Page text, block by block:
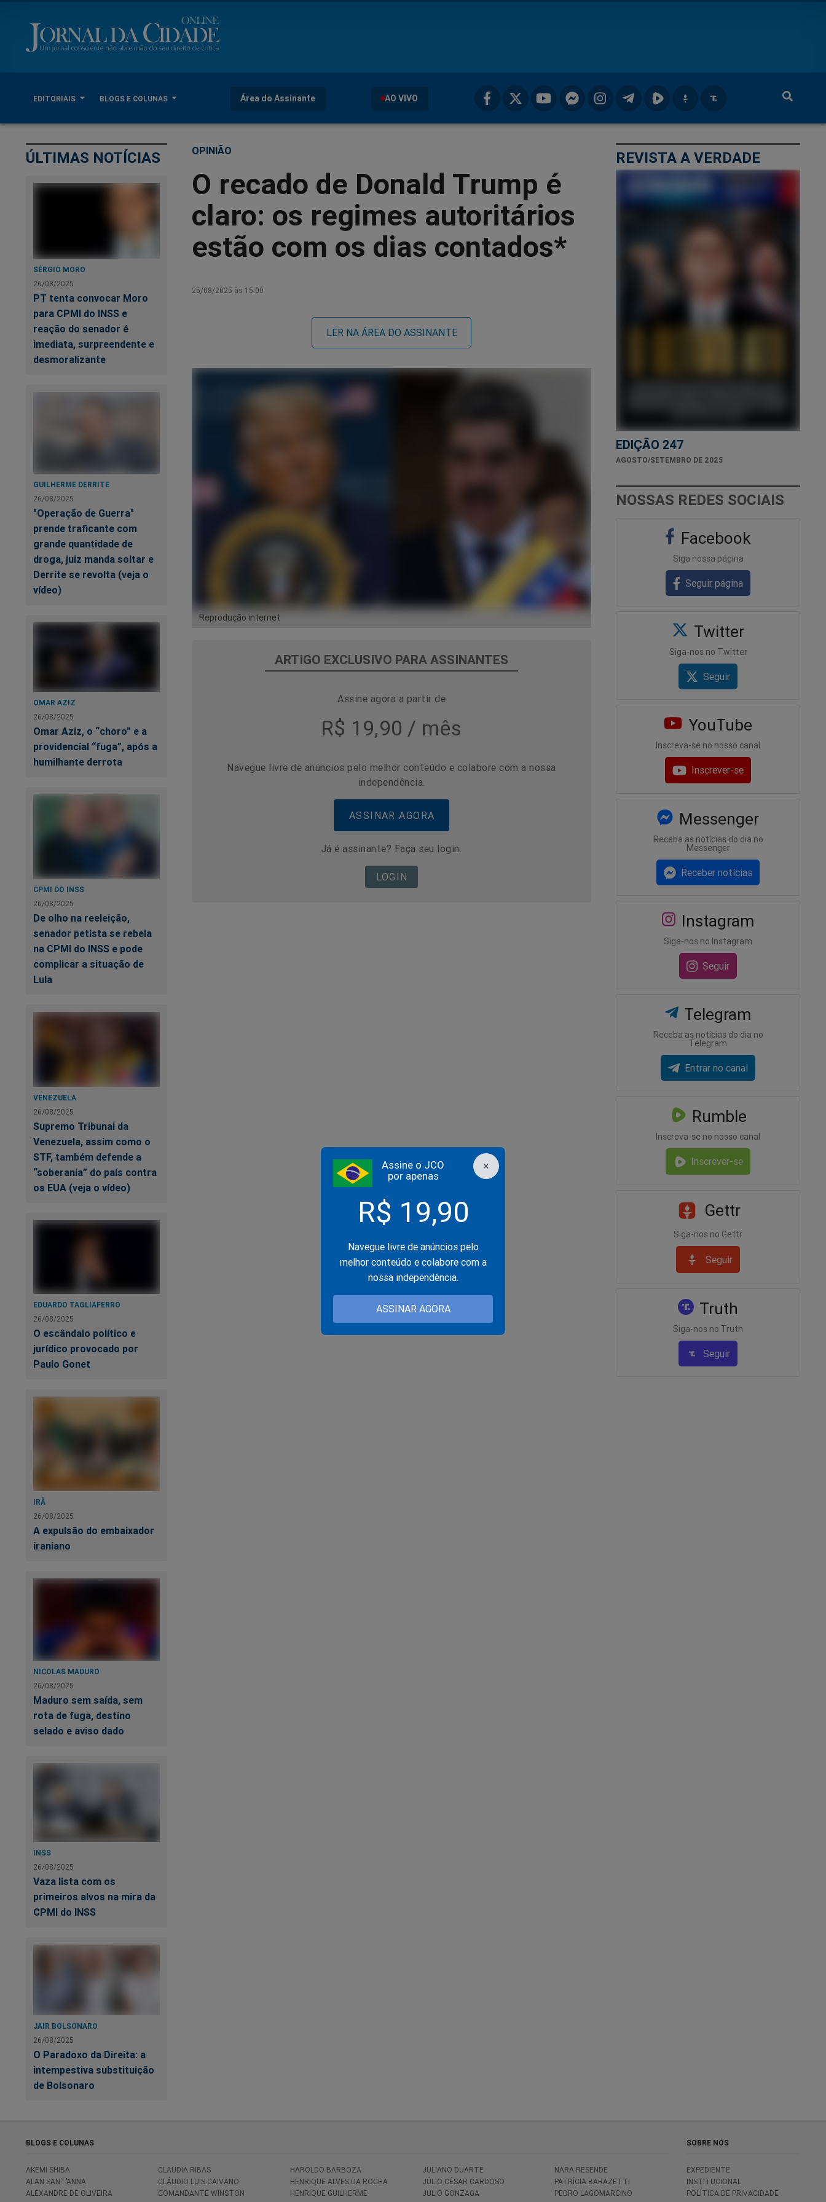
EDITORIAIS BLOGS E COLUNAS Área do Assinante AO VIVO
×
Assine o JCO
por apenas
R$ 19,90
Navegue livre de anúncios pelo
melhor conteúdo e colabore com a
nossa independência.
ASSINAR AGORA
ÚLTIMAS NOTÍCIAS
SÉRGIO MORO
26/08/2025
PT tenta convocar Moro
para CPMI do INSS e
reação do senador é
imediata, surpreendente e
desmoralizante
GUILHERME DERRITE
26/08/2025
"Operação de Guerra"
prende traficante com
grande quantidade de
droga, juiz manda soltar e
Derrite se revolta (veja o
vídeo)
OMAR AZIZ
26/08/2025
Omar Aziz, o “choro” e a
providencial “fuga”, após a
humilhante derrota
CPMI DO INSS
26/08/2025
De olho na reeleição,
senador petista se rebela
na CPMI do INSS e pode
complicar a situação de
Lula
VENEZUELA
26/08/2025
Supremo Tribunal da
Venezuela, assim como o
STF, também defende a
“soberania” do país contra
os EUA (veja o vídeo)
EDUARDO TAGLIAFERRO
26/08/2025
O escândalo político e
jurídico provocado por
Paulo Gonet
IRÃ
26/08/2025
A expulsão do embaixador
iraniano
NICOLAS MADURO
26/08/2025
Maduro sem saída, sem
rota de fuga, destino
selado e aviso dado
INSS
26/08/2025
Vaza lista com os
primeiros alvos na mira da
CPMI do INSS
JAIR BOLSONARO
26/08/2025
O Paradoxo da Direita: a
intempestiva substituição
de Bolsonaro
OPINIÃO
O recado de Donald Trump é
claro: os regimes autoritários
estão com os dias contados*
25/08/2025 às 15:00
LER NA ÁREA DO ASSINANTE
Reprodução internet
ARTIGO EXCLUSIVO PARA ASSINANTES
Assine agora a partir de
R$ 19,90 / mês
Navegue livre de anúncios pelo melhor conteúdo e colabore com a nossa
independência.
ASSINAR AGORA
Já é assinante? Faça seu login.
LOGIN
REVISTA A VERDADE
EDIÇÃO 247
AGOSTO/SETEMBRO DE 2025
NOSSAS REDES SOCIAIS
Facebook
Siga nossa página
Seguir página
Twitter
Siga-nos no Twitter
Seguir
YouTube
Inscreva-se no nosso canal
Inscrever-se
Messenger
Receba as notícias do dia no
Messenger
Receber notícias
Instagram
Siga-nos no Instagram
Seguir
Telegram
Receba as notícias do dia no
Telegram
Entrar no canal
Rumble
Inscreva-se no nosso canal
Inscrever-se
Gettr
Siga-nos no Gettr
Seguir
Truth
Siga-nos no Truth
Seguir
BLOGS E COLUNAS
AKEMI SHIBA
ALAN SANT’ANNA
ALEXANDRE DE OLIVEIRA
CLAUDIA RIBAS
CLÁUDIO LUIS CAIVANO
COMANDANTE WINSTON
HAROLDO BARBOZA
HENRIQUE ALVES DA ROCHA
HENRIQUE GUILHERME
JULIANO DUARTE
JÚLIO CÉSAR CARDOSO
JULIO GONZAGA
NARA RESENDE
PATRÍCIA BARAZETTI
PEDRO LAGOMARCINO
SOBRE NÓS
EXPEDIENTE
INSTITUCIONAL
POLÍTICA DE PRIVACIDADE